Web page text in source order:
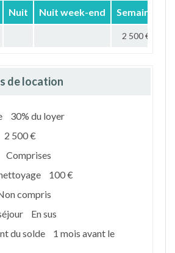
Nuit Nuit week-end Semaine
2 500 €
de location
30% du loyer
2 500 €
Comprises
100 €
compris
En sus
du solde
1 mois avant le